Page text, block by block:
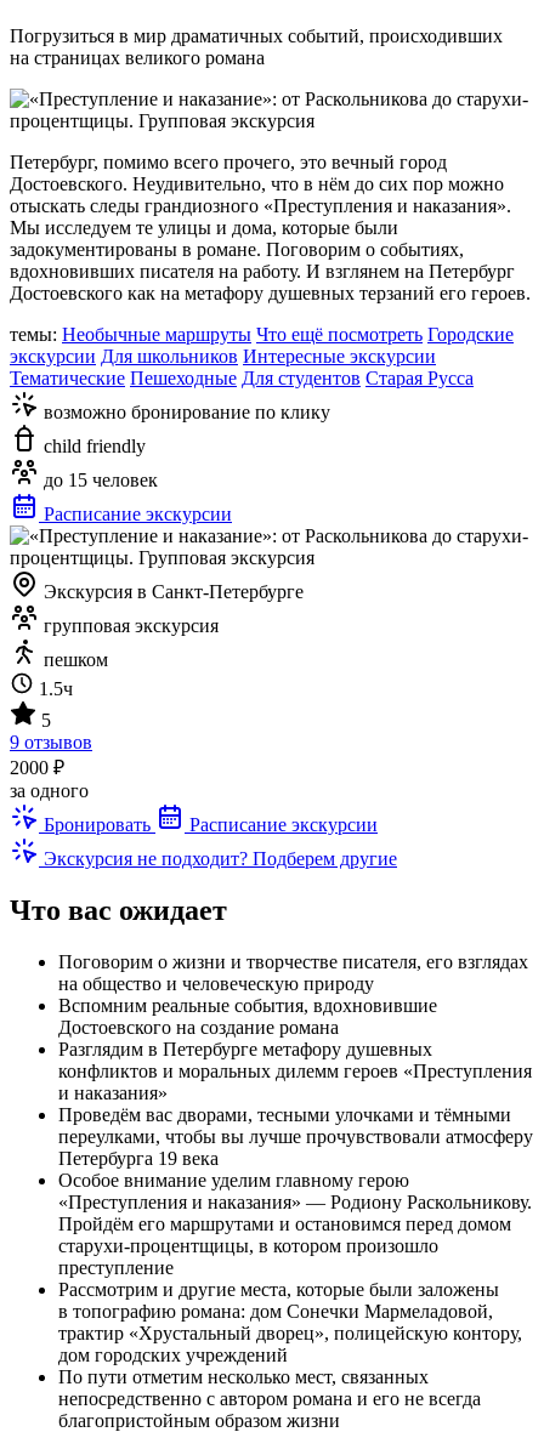
Погрузиться в мир драматичных событий, происходивших
на страницах великого романа
Петербург, помимо всего прочего, это вечный город
Достоевского. Неудивительно, что в нём до сих пор можно
отыскать следы грандиозного «Преступления и наказания».
Мы исследуем те улицы и дома, которые были
задокументированы в романе. Поговорим о событиях,
вдохновивших писателя на работу. И взглянем на Петербург
Достоевского как на метафору душевных терзаний его героев.
темы: Необычные маршруты Что ещё посмотреть Городские
экскурсии Для школьников Интересные экскурсии
Тематические Пешеходные Для студентов Старая Русса
возможно бронирование по клику
child friendly
до 15 человек
Расписание экскурсии
Экскурсия в Санкт-Петербурге
групповая экскурсия
пешком
1.5ч
5
9 отзывов
2000 ₽
за одного
Бронировать
Расписание экскурсии
Экскурсия не подходит? Подберем другие
Что вас ожидает
Поговорим о жизни и творчестве писателя, его взглядах
на общество и человеческую природу
Вспомним реальные события, вдохновившие
Достоевского на создание романа
Разглядим в Петербурге метафору душевных
конфликтов и моральных дилемм героев «Преступления
и наказания»
Проведём вас дворами, тесными улочками и тёмными
переулками, чтобы вы лучше прочувствовали атмосферу
Петербурга 19 века
Особое внимание уделим главному герою
«Преступления и наказания» — Родиону Раскольникову.
Пройдём его маршрутами и остановимся перед домом
старухи-процентщицы, в котором произошло
преступление
Рассмотрим и другие места, которые были заложены
в топографию романа: дом Сонечки Мармеладовой,
трактир «Хрустальный дворец», полицейскую контору,
дом городских учреждений
По пути отметим несколько мест, связанных
непосредственно с автором романа и его не всегда
благопристойным образом жизни